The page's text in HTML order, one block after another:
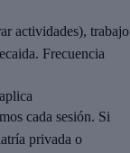
actividades), trabajo
Frecuencia
cada sesión. Si
privada o